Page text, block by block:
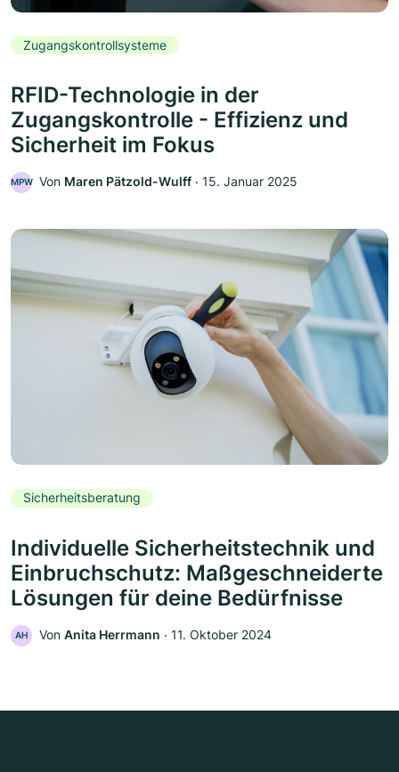
Zugangskontrollsysteme
RFID-Technologie in der
Zugangskontrolle - Effizienz und
Sicherheit im Fokus
MPW Von Maren Pätzold-Wulff ‧ 15. Januar 2025
Sicherheitsberatung
Individuelle Sicherheitstechnik und
Einbruchschutz: Maßgeschneiderte
Lösungen für deine Bedürfnisse
AH Von Anita Herrmann ‧ 11. Oktober 2024